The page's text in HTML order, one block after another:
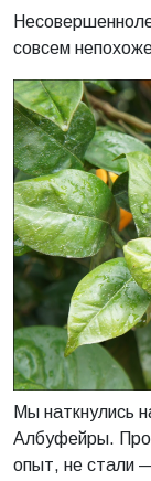
совсем
Мы наткнулись
Албуфейры.
опыт, не стали